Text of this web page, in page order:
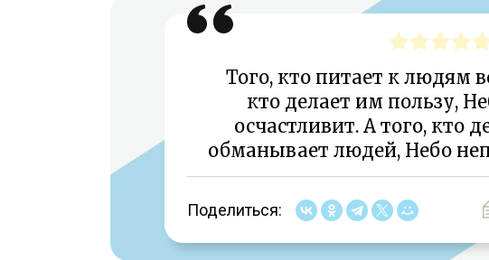
Того, кто питает к людям
кто делает им пользу,
осчастливит. А того, кто
обманывает людей, Небо
Поделиться: